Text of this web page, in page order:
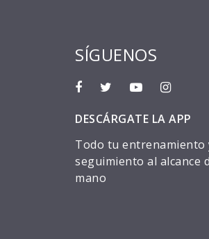
SÍGUENOS
DESCÁRGATE LA APP
Todo tu entrenamiento
seguimiento al alcance
mano